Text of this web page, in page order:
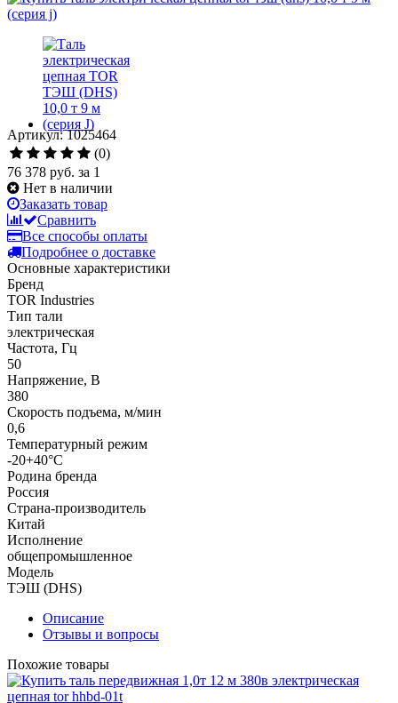
Артикул: 1025464
(0)
76 378 руб. за 1
Нет в наличии
Заказать товар
Сравнить
Все способы оплаты
Подробнее о доставке
Основные характеристики
Бренд
TOR Industries
Тип тали
электрическая
Частота, Гц
50
Напряжение, В
380
Скорость подъема, м/мин
0,6
Температурный режим
-20+40°С
Родина бренда
Россия
Страна-производитель
Китай
Исполнение
общепромышленное
Модель
ТЭШ (DHS)
Описание
Отзывы и вопросы
Похожие товары